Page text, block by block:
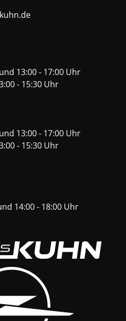
13:00 - 17:00 Uhr
- 15:30 Uhr
13:00 - 17:00 Uhr
- 15:30 Uhr
14:00 - 18:00 Uhr